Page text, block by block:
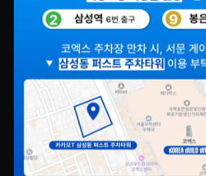
건설·건축·인테리어 산업의 최신 기술과
트렌드에 입각한 큐레이션